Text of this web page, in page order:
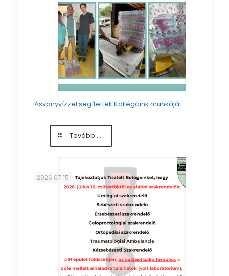
Ásványvízzel segítették Kollégáink munkáját
Tovább ...-
Ásványvízzel
Kollégáink
munkáját
2026.07.15